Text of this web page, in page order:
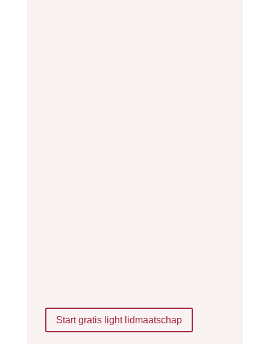
Start gratis light lidmaatschap